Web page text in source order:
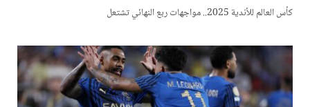
كأس العالم للأندية 2025.. مواجهات ربع النهائي تشتعل